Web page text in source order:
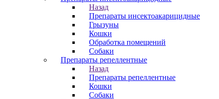
Назад
Препараты инсектоакарицидные
Грызуны
Кошки
Обработка помещений
Собаки
Препараты репеллентные
Назад
Препараты репеллентные
Кошки
Собаки